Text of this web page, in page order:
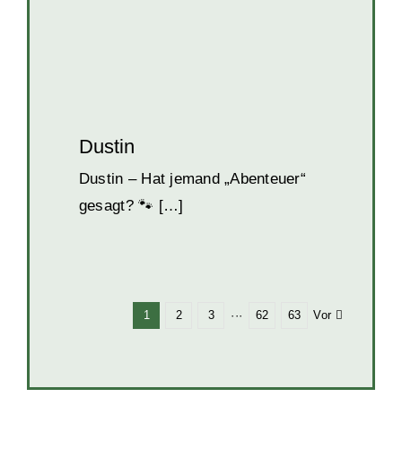
Dustin
Dustin – Hat jemand „Abenteuer“
gesagt? 🐾 […]
1 2 3 ··· 62 63 Vor